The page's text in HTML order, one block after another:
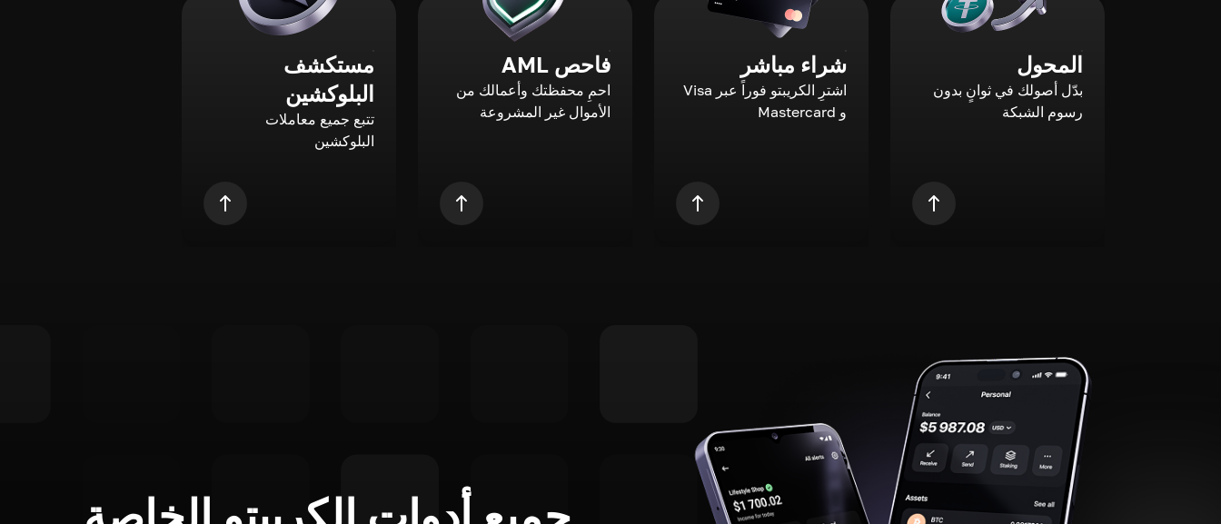
المحول
بدّل أصولك في ثوانٍ بدون
رسوم الشبكة
شراء مباشر
اشترِ الكريبتو فوراً عبر Visa
و Mastercard
فاحص AML
احمِ محفظتك وأعمالك من
الأموال غير المشروعة
مستكشف
البلوكشين
تتبع جميع معاملات
البلوكشين